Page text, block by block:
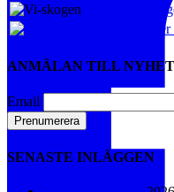
Vi-
ANMÄLAN TILL
Email
SENASTE INLÄGGEN